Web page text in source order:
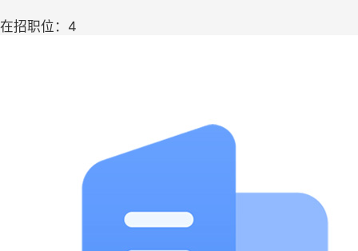
在招职位：4